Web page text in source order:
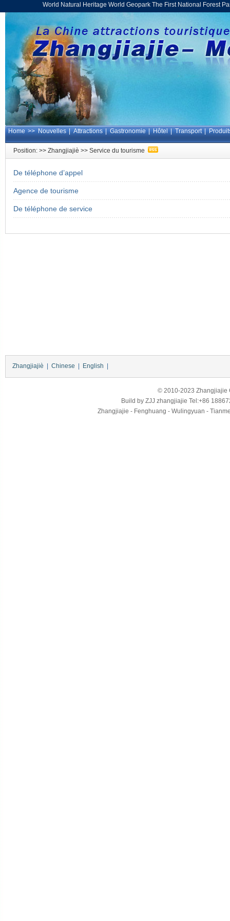
World Natural Heritage World Geopark The First National
Home>> Nouvelles| Attractions| Gastronomie| Hôtel| Transport|
Position: >> Zhangjiajiè >> Service du tourisme
De téléphone d’appel
Agence de tourisme
De téléphone de service
Zhangjiajiè Chinese English
© 2010-2023 Zhangjiajie
Build by ZJJ zhangjiajie Tel:+86
Zhangjiajie - Fenghuang - Wulingyuan -